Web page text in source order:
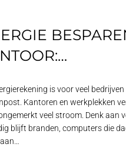
is voor veel
Kantoren en werkplekken
veel stroom. Denk aan
blijft branden, computers die